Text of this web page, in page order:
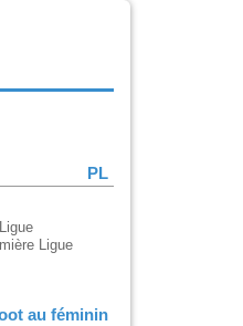
PL
Ligue
au féminin